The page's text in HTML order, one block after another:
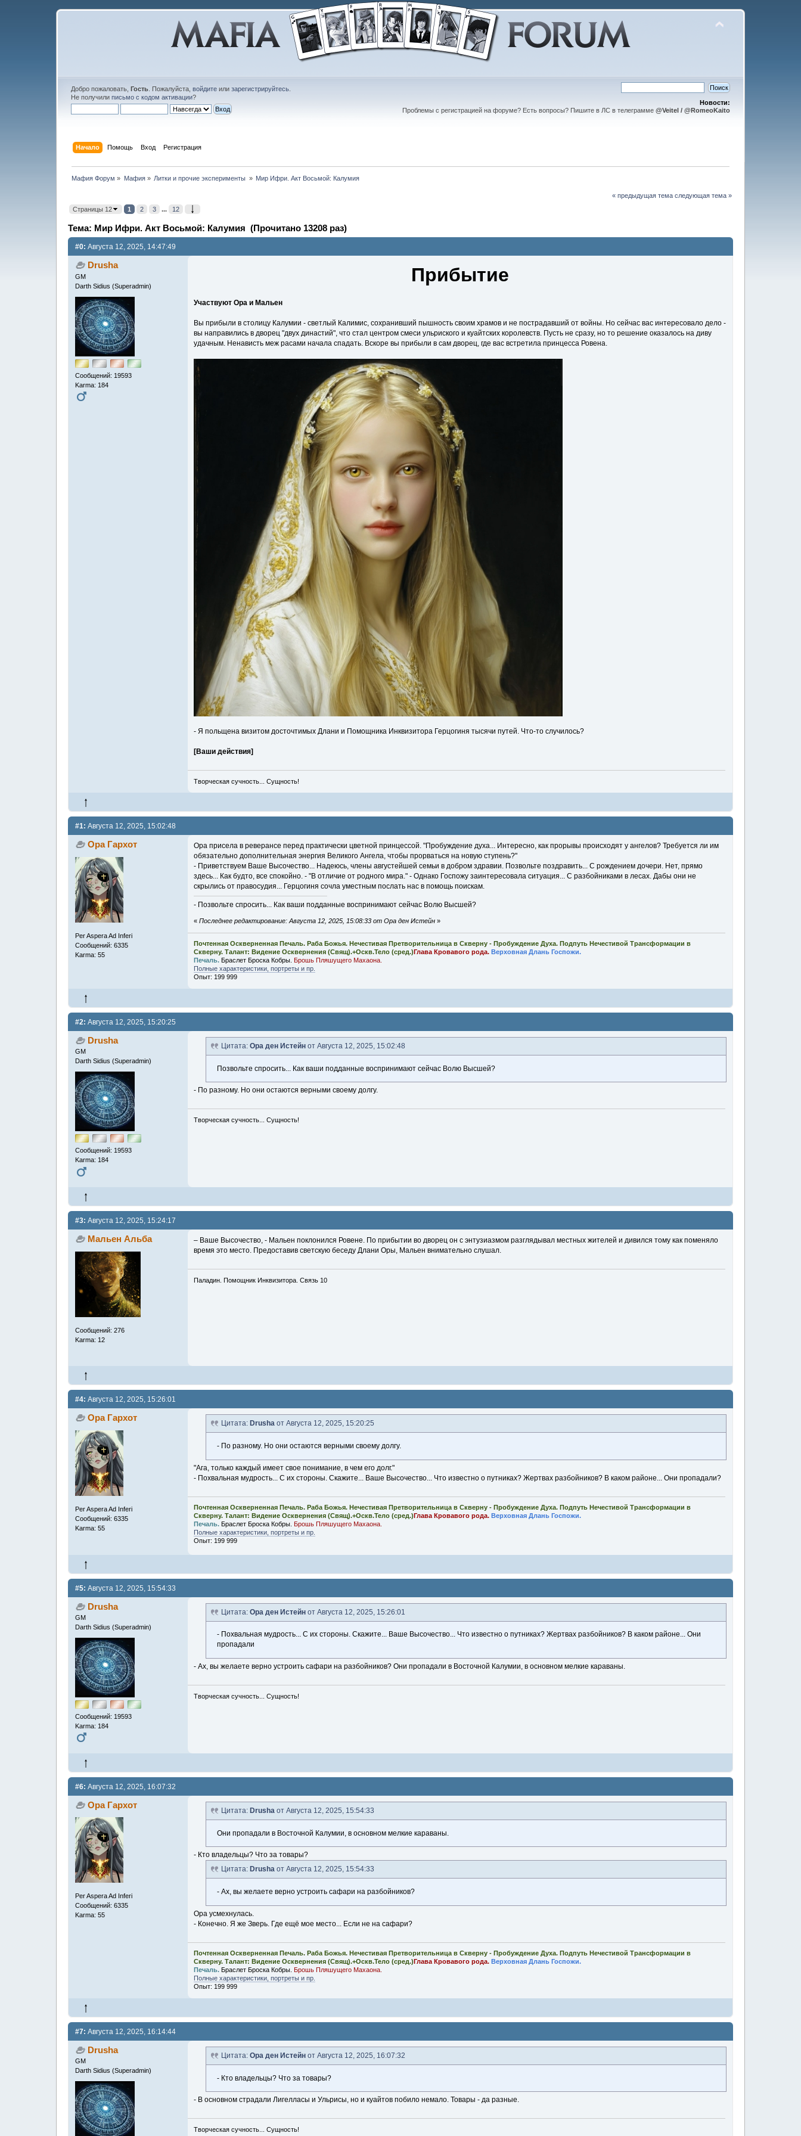
Добро пожаловать,Гость . Пожалуйста,войдите илизарегистрируйтесь
Не получилиписьмо с кодом активации?
Новости:
Проблемы с регистрацией на форуме? Есть вопросы? Пишите в ЛС в телеграмме @Veitel / @RomeoKaito
Начало Помощь Вход Регистрация
Мафия Форум » Мафия» Литки и прочие эксперименты » Мир Ифри. Акт Восьмой: Калумия
« предыдущая тема следующая тема »
Страницы 12
1 2 3 ... 12
Тема: Мир Ифри. Акт Восьмой: Калумия (Прочитано 13208 раз)
#0: Августа 12, 2025, 14:47:49
Drusha
GM
Darth Sidius (Superadmin)
Сообщений: 19593
Karma: 184
Прибытие
Участвуют Ора и Мальен
Вы прибыли в столицу Калумии - светлый Калимис, сохранивший пышность своим храмов и не пострадавший от войны. Но сейчас вас интересовало дело -
вы направились в дворец "двух династий", что стал центром смеси ульриского и куайтских королевств. Пусть не сразу, но то решение оказалось на диву
удачным. Ненависть меж расами начала спадать. Вскоре вы прибыли в сам дворец, где вас встретила принцесса Ровена.
- Я польщена визитом досточтимых Длани и Помощника Инквизитора Герцогиня тысячи путей. Что-то случилось?
[Ваши действия]
Творческая сучность... Сущность!
#1: Августа 12, 2025, 15:02:48
Ора Гархот
Per Aspera Ad Inferi
Сообщений: 6335
Karma: 55
Ора присела в реверансе перед практически цветной принцессой. "Пробуждение духа... Интересно, как прорывы происходят у ангелов? Требуется ли им
обязательно дополнительная энергия Великого Ангела, чтобы прорваться на новую ступень?"
- Приветствуем Ваше Высочество... Надеюсь, члены августейшей семьи в добром здравии. Позвольте поздравить... С рождением дочери. Нет, прямо
здесь... Как будто, все спокойно. - "В отличие от родного мира." - Однако Госпожу заинтересовала ситуация... С разбойниками в лесах. Дабы они не
скрылись от правосудия... Герцогиня сочла уместным послать нас в помощь поискам.
- Позвольте спросить... Как ваши подданные воспринимают сейчас Волю Высшей?
«Последнее редактирование: Августа 12, 2025, 15:08:33 от Ора ден Истейн »
Почтенная Оскверненная Печаль. Раба Божья. Нечестивая Претворительница в Скверну - Пробуждение Духа. Подпуть Нечестивой Трансформации в
Скверну. Талант: Видение Осквернения (Свящ).+Оскв.Тело (сред.) Глава Кровавого рода. Верховная Длань Госпожи.
Печаль. Браслет Броска Кобры. Брошь Пляшущего Махаона.
Полные характеристики, портреты и пр.
Опыт: 199 999
#2: Августа 12, 2025, 15:20:25
Drusha
GM
Darth Sidius (Superadmin)
Сообщений: 19593
Karma: 184
Цитата:Ора ден Истейн от Августа 12, 2025, 15:02:48
Позвольте спросить... Как ваши подданные воспринимают сейчас Волю Высшей?
- По разному. Но они остаются верными своему долгу.
Творческая сучность... Сущность!
#3: Августа 12, 2025, 15:24:17
Мальен Альба
Сообщений: 276
Karma: 12
– Ваше Высочество, - Мальен поклонился Ровене. По прибытии во дворец он с энтузиазмом разглядывал местных жителей и дивился тому как поменяло
время это место. Предоставив светскую беседу Длани Оры, Мальен внимательно слушал.
Паладин. Помощник Инквизитора. Связь 10
#4: Августа 12, 2025, 15:26:01
Ора Гархот
Per Aspera Ad Inferi
Сообщений: 6335
Karma: 55
Цитата: Drusha от Августа 12, 2025, 15:20:25
- По разному. Но они остаются верными своему долгу.
"Ага, только каждый имеет свое понимание, в чем его долг."
- Похвальная мудрость... С их стороны. Скажите... Ваше Высочество... Что известно о путниках? Жертвах разбойников? В каком районе... Они пропадали?
Почтенная Оскверненная Печаль. Раба Божья. Нечестивая Претворительница в Скверну - Пробуждение Духа. Подпуть Нечестивой Трансформации в
Скверну. Талант: Видение Осквернения (Свящ).+Оскв.Тело (сред.) Глава Кровавого рода. Верховная Длань Госпожи.
Печаль. Браслет Броска Кобры. Брошь Пляшущего Махаона.
Полные характеристики, портреты и пр.
Опыт: 199 999
#5: Августа 12, 2025, 15:54:33
Drusha
GM
Darth Sidius (Superadmin)
Сообщений: 19593
Karma: 184
Цитата:Ора ден Истейн от Августа 12, 2025, 15:26:01
- Похвальная мудрость... С их стороны. Скажите... Ваше Высочество... Что известно о путниках? Жертвах разбойников? В каком районе... Они
пропадали
- Ах, вы желаете верно устроить сафари на разбойников? Они пропадали в Восточной Калумии, в основном мелкие караваны.
Творческая сучность... Сущность!
#6: Августа 12, 2025, 16:07:32
Ора Гархот
Per Aspera Ad Inferi
Сообщений: 6335
Karma: 55
Цитата: Drusha от Августа 12, 2025, 15:54:33
Они пропадали в Восточной Калумии, в основном мелкие караваны.
- Кто владельцы? Что за товары?
Цитата: Drusha от Августа 12, 2025, 15:54:33
- Ах, вы желаете верно устроить сафари на разбойников?
Ора усмехнулась.
- Конечно. Я же Зверь. Где ещё мое место... Если не на сафари?
Почтенная Оскверненная Печаль. Раба Божья. Нечестивая Претворительница в Скверну - Пробуждение Духа. Подпуть Нечестивой Трансформации в
Скверну. Талант: Видение Осквернения (Свящ).+Оскв.Тело (сред.) Глава Кровавого рода. Верховная Длань Госпожи.
Печаль. Браслет Броска Кобры. Брошь Пляшущего Махаона.
Полные характеристики, портреты и пр.
Опыт: 199 999
#7: Августа 12, 2025, 16:14:44
Drusha
GM
Darth Sidius (Superadmin)
Цитата:Ора ден Истейн от Августа 12, 2025, 16:07:32
- Кто владельцы? Что за товары?
- В основном страдали Лигелласы и Ульрисы, но и куайтов побило немало. Товары - да разные.
Творческая сучность... Сущность!